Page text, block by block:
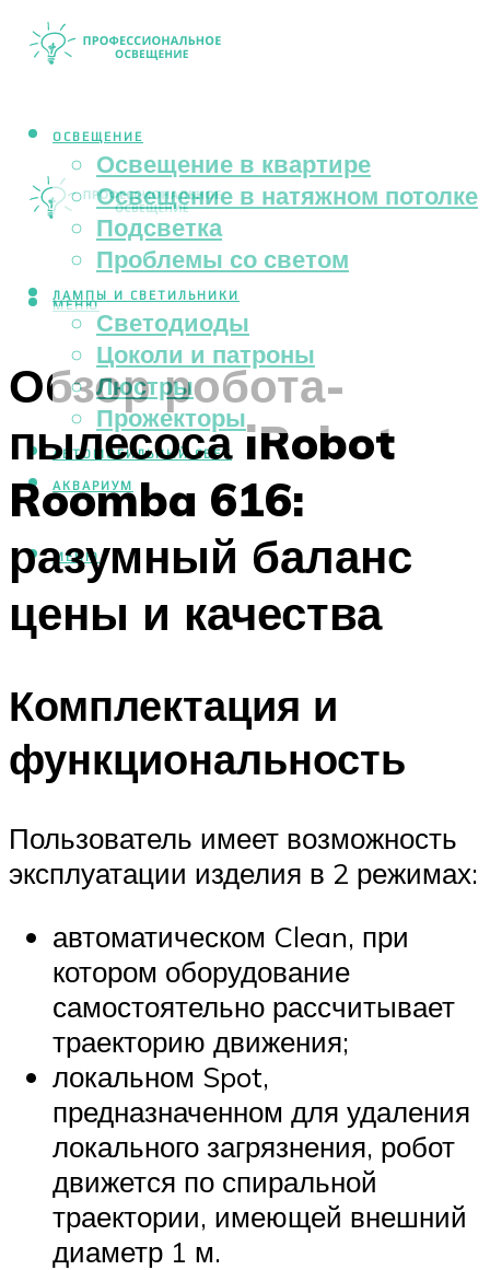
ОСВЕЩЕНИЕ
Освещение в квартире
Освещение в натяжном потолке
Подсветка
Проблемы со светом
ЛАМПЫ И СВЕТИЛЬНИКИ
Светодиоды
Цоколи и патроны
Люстры
Прожекторы
АВТОМОБИЛЬНЫЙ СВЕТ
АКВАРИУМ
МЕНЮ
МЕНЮ
Обзор робота-
пылесоса iRobot
Roomba 616:
разумный баланс
цены и качества
Комплектация и
функциональность
Пользователь имеет возможность
эксплуатации изделия в 2 режимах:
автоматическом Clean, при
котором оборудование
самостоятельно рассчитывает
траекторию движения;
локальном Spot,
предназначенном для удаления
локального загрязнения, робот
движется по спиральной
траектории, имеющей внешний
диаметр 1 м.